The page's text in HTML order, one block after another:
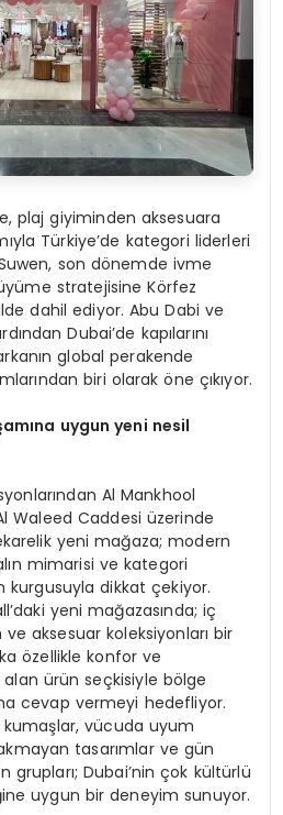
plaj giyiminden aksesuara
Türkiye’de kategori liderleri
son dönemde ivme
stratejisine Körfez
dahil ediyor. Abu Dabi ve
Dubai’de kapılarını
global perakende
biri olarak öne çıkıyor.
uygun yeni nesil
Al Mankhool
Waleed Caddesi üzerinde
yeni mağaza; modern
mimarisi ve kategori
kurgusuyla dikkat çekiyor.
yeni mağazasında; iç
aksesuar koleksiyonları bir
özellikle konfor ve
ürün seçkisiyle bölge
cevap vermeyi hedefliyor.
vücuda uyum
tasarımlar ve gün
Dubai’nin çok kültürlü
uygun bir deneyim sunuyor.